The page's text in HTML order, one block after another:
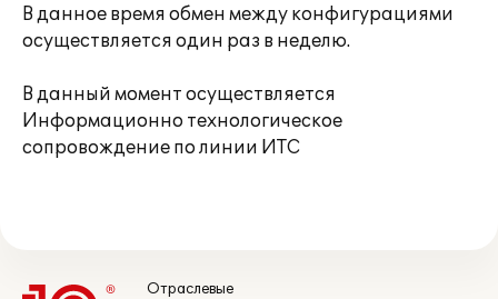
В данное время обмен между конфигурациями
осуществляется один раз в неделю.
В данный момент осуществляется
Информационно технологическое
сопровождение по линии ИТС
Отраслевые